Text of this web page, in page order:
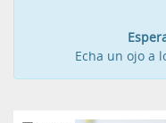
Echa un ojo a